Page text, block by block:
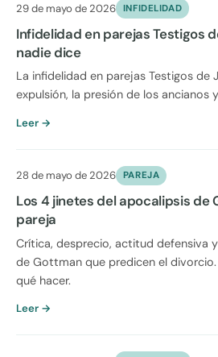
29 de mayo de 2026 INFIDELIDAD
Infidelidad en parejas Testigos
nadie dice
La infidelidad en parejas Testigos de
expulsión, la presión de los ancianos
Leer →
28 de mayo de 2026 PAREJA
Los 4 jinetes del apocalipsis de
pareja
Crítica, desprecio, actitud defensiva
de Gottman que predicen el
qué hacer.
Leer →